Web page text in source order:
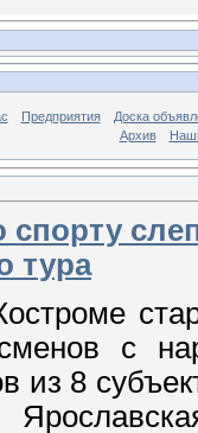
Предприятия
Доска
Архив
спорту
тура
с
из 8